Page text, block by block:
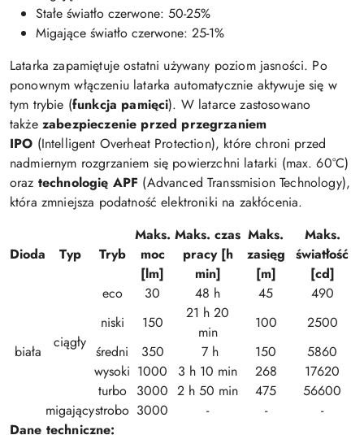
Stałe światło czerwone: 50-25%
Migające światło czerwone: 25-1%
Latarka zapamiętuje ostatni używany poziom jasności. Po
ponownym włączeniu latarka automatycznie aktywuje się w
tym trybie (funkcja pamięci). W latarce zastosowano
także zabezpieczenie przed przegrzaniem
IPO (Intelligent Overheat Protection), które chroni przed
nadmiernym rozgrzaniem się powierzchni latarki (max. 60°C)
oraz technologię APF (Advanced Transsmision Technology),
która zmniejsza podatność elektroniki na zakłócenia.
Dioda Typ Tryb
Maks.
moc
[lm]
Maks. czas
pracy [h
min]
Maks.
zasięg
[m]
Maks.
światłość
[cd]
biała
ciągły
eco 30 48 h 45
490
niski
150
21 h 20
min
100
2500
średni
350 7 h 150
5860
wysoki 1000 3 h 10 min 268
17620
turbo 3000 2 h 50 min 475
56600
migającystrobo 3000 - -
-
Dane techniczne: